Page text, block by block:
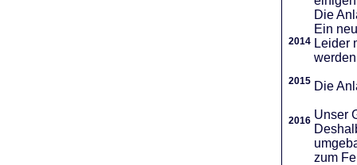
2014
2015
2016
Die
Ein
Leider
Die
Unser
zum